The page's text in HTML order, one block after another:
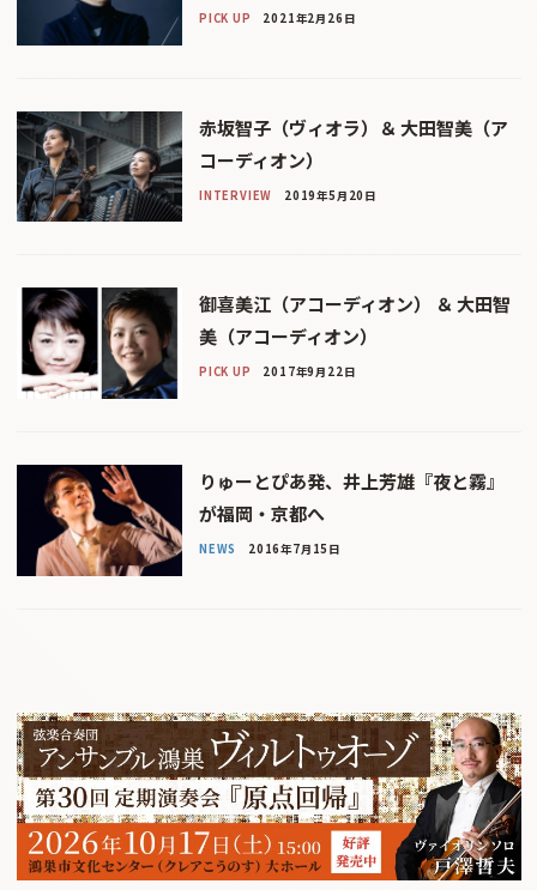
PICK UP 2021年2月26日
赤坂智子（ヴィオラ）＆ 大田智美（ア
コーディオン）
INTERVIEW 2019年5月20日
御喜美江（アコーディオン） ＆ 大田智
美（アコーディオン）
PICK UP 2017年9月22日
りゅーとぴあ発、井上芳雄『夜と霧』
が福岡・京都へ
NEWS 2016年7月15日